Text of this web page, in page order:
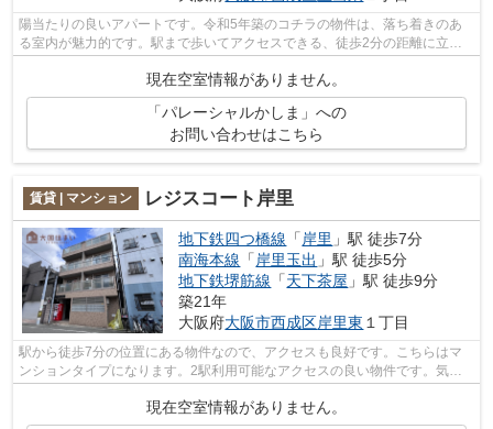
陽当たりの良いアパートです。令和5年築のコチラの物件は、落ち着きのあ
る室内が魅力的です。駅まで歩いてアクセスできる、徒歩2分の距離に立地
現在空室情報がありません。
「パレーシャルかしま」への
お問い合わせはこちら
賃貸 | マンション レジスコート岸里
地下鉄四つ橋線 「岸里 」駅 徒歩7分
南海本線 「岸里玉出 」駅 徒歩5分
地下鉄堺筋線 「天下茶屋 」駅 徒歩9分
築21年
大阪府大阪市西成区岸里東 １丁目
駅から徒歩7分の位置にある物件なので、アクセスも良好です。こちらはマ
ンションタイプになります。2駅利用可能なアクセスの良い物件です。気に
現在空室情報がありません。